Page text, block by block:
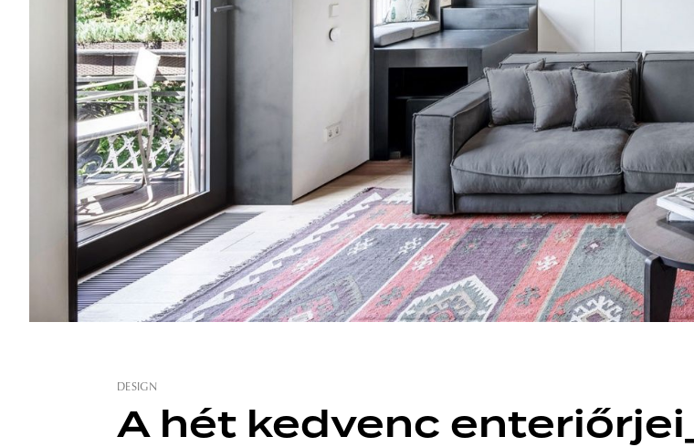
DESIGN
A hét kedvenc